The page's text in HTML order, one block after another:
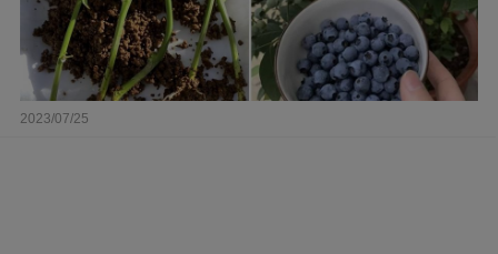
2023/07/25